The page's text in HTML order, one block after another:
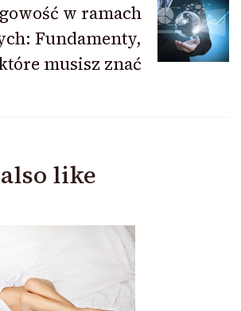
w ramach
Fundamenty,
musisz znać
like